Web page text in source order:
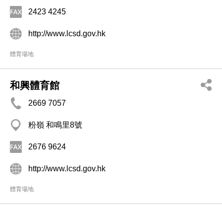
2423 4245
http://www.lcsd.gov.hk
體育場地
和興體育館
2669 7057
粉嶺 和鳴里8號
2676 9624
http://www.lcsd.gov.hk
體育場地